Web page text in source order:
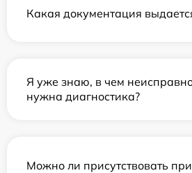
Какая документация
Я уже знаю, в чем
нужна диагностика?
Можно ли присутствовать